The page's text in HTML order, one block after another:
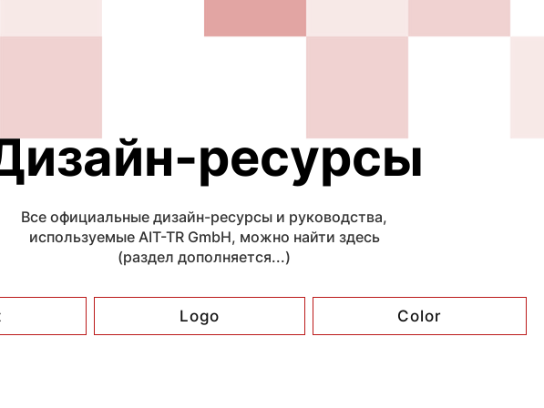
ресурсы
Все официальные дизайн-ресурсы и руководства,
используемые AIT-TR GmbH, можно найти здесь
(раздел дополняется...)
Logo Color